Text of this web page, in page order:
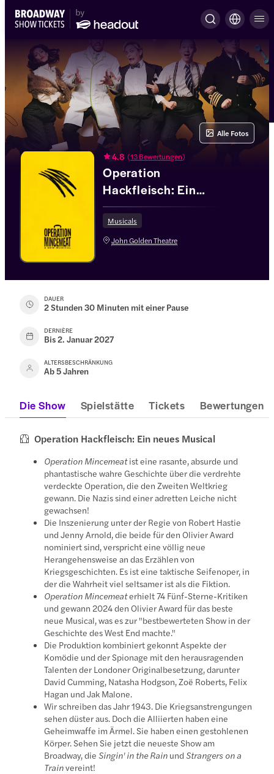
4.8 (13 Bewertungen)
Operation
Hackfleisch: Ein
neues Musical
Musicals
John Golden Theatre
Alle Fotos
DAUER
2 Stunden 30 Minuten mit einer Pause
DERNIÈRE
Bis 2. Januar 2027
ALTERSBESCHRÄNKUNG
Ab 5 Jahren
Die Show Spielstätte Tickets Bewertungen
Operation Hackfleisch: Ein neues Musical
Operation Mincemeatist eine rasante, absurde und
phantastische wahre Geschichte über die verdrehte
verdeckte Operation, die den Zweiten Weltkrieg
gewann. Die Nazis sind einer adretten Leiche nicht
gewachsen!
Die Inszenierung unter der Regie von Robert Hastie
und Jenny Arnold, die beide für den Olivier Award
nominiert sind, verspricht eine völlig neue
Herangehensweise an das Erzählen von
Kriegsgeschichten. Es ist eine taktische Seifenoper, in
der die Wahrheit viel seltsamer ist als die Fiktion.
Operation Mincemeaterhielt 74 Fünf-Sterne-Kritiken
und gewann 2024 den Olivier Award für das beste
neue Musical, was es zur "bestbewerteten Show in der
Geschichte des West End machte."
Die Produktion kombiniert gekonnt Aspekte der
Komödie und der Spionage mit den herausragenden
Talenten der Londoner Originalbesetzung, darunter
David Cumming, Natasha Hodgson, Zoë Roberts, Felix
Hagan und Jak Malone.
Wir schreiben das Jahr 1943. Die Kriegsanstrengungen
sehen düster aus. Doch die Alliierten haben eine
Geheimwaffe im Ärmel. Sie haben einen gestohlenen
Körper. Sehen Sie jetzt die neueste Show am
Broadway, dieSingin' in the Rain undStrangers on a
Trainvereint!